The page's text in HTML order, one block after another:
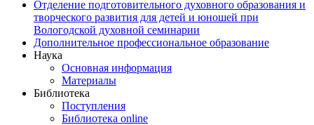
Отделение подготовительного духовного образования и
творческого развития для детей и юношей при
Вологодской духовной семинарии
Дополнительное профессиональное образование
Наука
Основная информация
Материалы
Библиотека
Поступления
Библиотека online